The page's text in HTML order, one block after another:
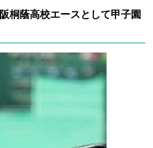
蔭高校エースとして甲子園